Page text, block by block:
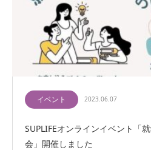
イベント 2023.06.07
SUPLIFEオンラインイベント「
会」開催しました